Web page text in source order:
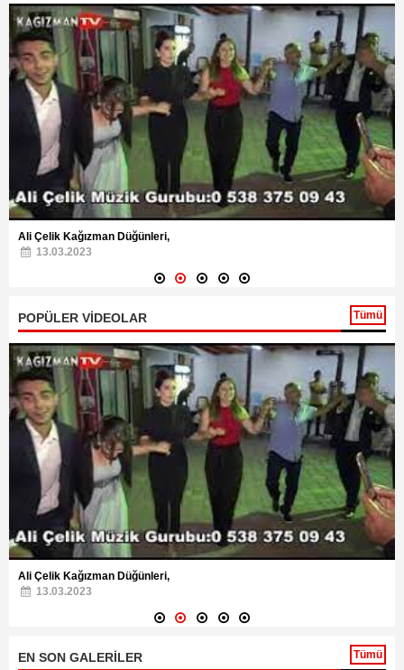
Ali Çelik Kağızman Düğünleri,
13.03.2023
POPÜLER VİDEOLAR Tümü
Ali Çelik Kağızman Düğünleri,
13.03.2023
EN SON GALERİLER Tümü